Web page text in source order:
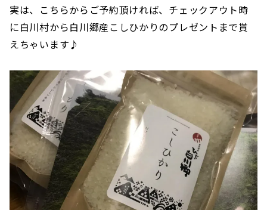
実は、こちらからご予約頂ければ、チェックアウト時
に白川村から白川郷産こしひかりのプレゼントまで貰
えちゃいます♪